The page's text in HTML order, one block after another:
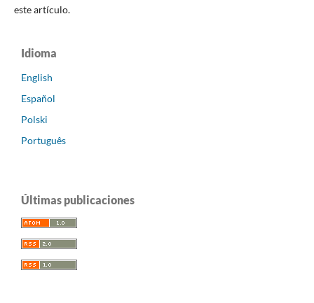
este artículo.
Idioma
English
Español
Polski
Português
Últimas publicaciones